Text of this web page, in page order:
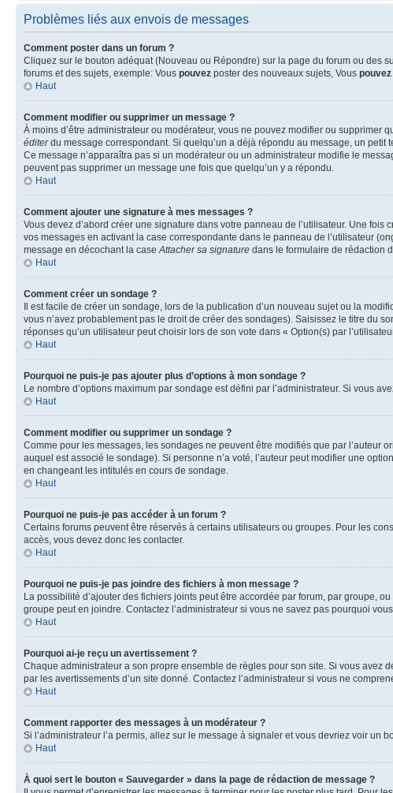
Problèmes liés aux envois de messages
Comment poster dans un forum ?
Cliquez sur le bouton adéquat (Nouveau ou Répondre) sur la page du forum ou des
forums et des sujets, exemple: Vous pouvez poster des nouveaux sujets, Vous pouvez
Haut
Comment modifier ou supprimer un message ?
À moins d’être administrateur ou modérateur, vous ne pouvez modifier ou
éditerdu message correspondant. Si quelqu’un a déjà répondu au message, un petit
Ce message n’apparaîtra pas si un modérateur ou un administrateur modifie le
peuvent pas supprimer un message une fois que quelqu’un y a répondu.
Haut
Comment ajouter une signature à mes messages ?
Vous devez d’abord créer une signature dans votre panneau de l’utilisateur. Une fois
vos messages en activant la case correspondante dans le panneau de l’utilisateur
message en décochant la case Attacher sa signature dans le formulaire de rédaction
Haut
Comment créer un sondage ?
Il est facile de créer un sondage, lors de la publication d’un nouveau sujet ou la
vous n’avez probablement pas le droit de créer des sondages). Saisissez le titre du
réponses qu’un utilisateur peut choisir lors de son vote dans « Option(s) par
Haut
Pourquoi ne puis-je pas ajouter plus d’options à mon sondage ?
Le nombre d’options maximum par sondage est défini par l’administrateur. Si vous
Haut
Comment modifier ou supprimer un sondage ?
Comme pour les messages, les sondages ne peuvent être modifiés que par l’auteur
auquel est associé le sondage). Si personne n’a voté, l’auteur peut modifier une
en changeant les intitulés en cours de sondage.
Haut
Pourquoi ne puis-je pas accéder à un forum ?
Certains forums peuvent être réservés à certains utilisateurs ou groupes. Pour les
accès, vous devez donc les contacter.
Haut
Pourquoi ne puis-je pas joindre des fichiers à mon message ?
La possibilité d’ajouter des fichiers joints peut être accordée par forum, par groupe,
groupe peut en joindre. Contactez l’administrateur si vous ne savez pas pourquoi
Haut
Pourquoi ai-je reçu un avertissement ?
Chaque administrateur a son propre ensemble de règles pour son site. Si vous avez
par les avertissements d’un site donné. Contactez l’administrateur si vous ne
Haut
Comment rapporter des messages à un modérateur ?
Si l’administrateur l’a permis, allez sur le message à signaler et vous devriez voir
Haut
À quoi sert le bouton « Sauvegarder » dans la page de rédaction de message ?